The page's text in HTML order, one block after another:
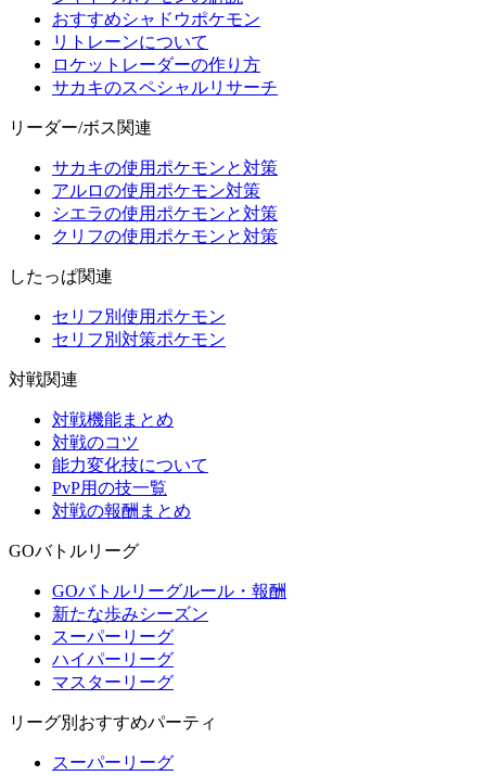
おすすめシャドウポケモン
リトレーンについて
ロケットレーダーの作り方
サカキのスペシャルリサーチ
リーダー/ボス関連
サカキの使用ポケモンと対策
アルロの使用ポケモン対策
シエラの使用ポケモンと対策
クリフの使用ポケモンと対策
したっぱ関連
セリフ別使用ポケモン
セリフ別対策ポケモン
対戦関連
対戦機能まとめ
対戦のコツ
能力変化技について
PvP用の技一覧
対戦の報酬まとめ
GOバトルリーグ
GOバトルリーグルール・報酬
新たな歩みシーズン
スーパーリーグ
ハイパーリーグ
マスターリーグ
リーグ別おすすめパーティ
スーパーリーグ